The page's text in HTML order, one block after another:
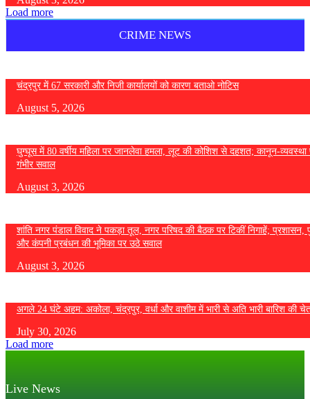
Load more
CRIME NEWS
चंद्रपुर में 67 सरकारी और निजी कार्यालयों को कारण बताओ नोटिस
August 5, 2026
घुग्घूस में 80 वर्षीय महिला पर जानलेवा हमला, लूट की कोशिश से दहशत; कानून-व्यवस्था
गंभीर सवाल
August 3, 2026
शांति नगर पंडाल विवाद ने पकड़ा तूल, नगर परिषद की बैठक पर टिकीं निगाहें; प्रशासन,
और कंपनी प्रबंधन की भूमिका पर उठे सवाल
August 3, 2026
अगले 24 घंटे अहम: अकोला, चंद्रपुर, वर्धा और वाशीम में भारी से अति भारी बारिश की
July 30, 2026
Load more
Live News